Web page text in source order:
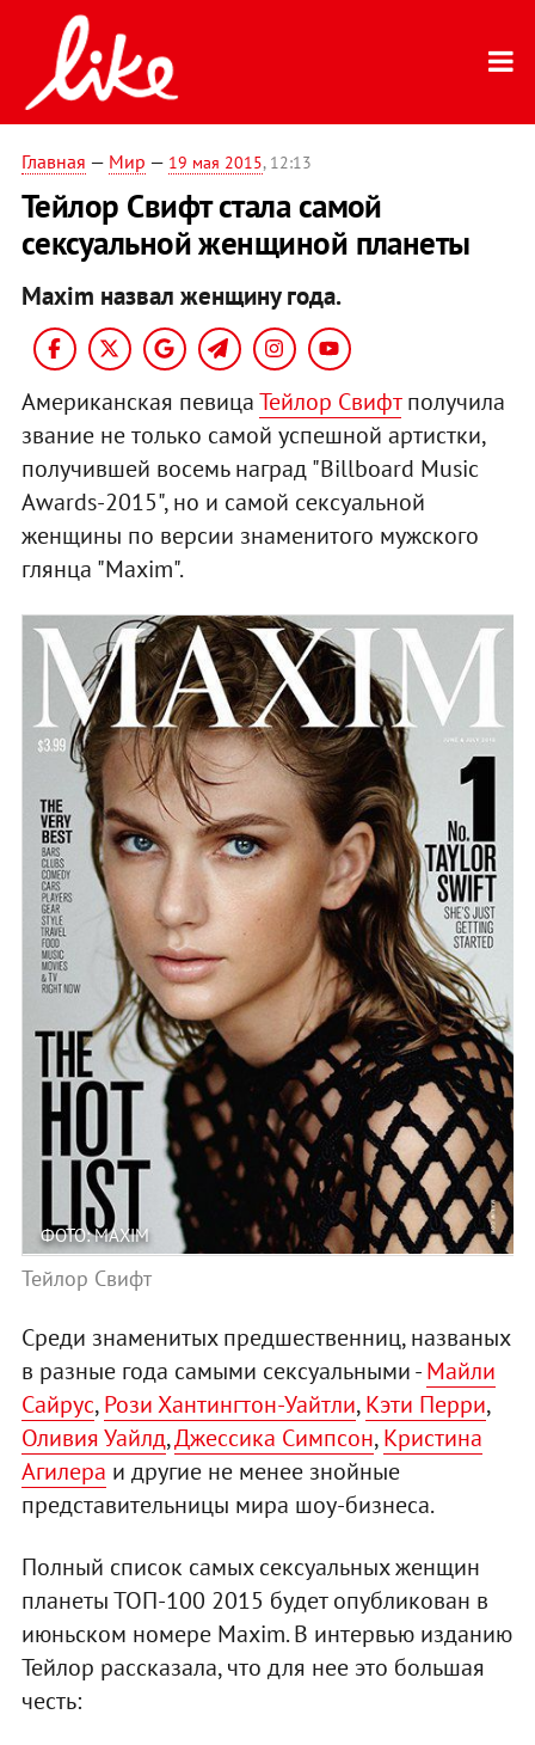
Главная — Мир — 19 мая 2015, 12:13
Тейлор Свифт стала самой
сексуальной женщиной планеты
Maxim назвал женщину года.
Американская певицаТейлор Свифтполучила
звание не только самой успешной артистки,
получившей восемь наград "Billboard Music
Awards-2015", но и самой сексуальной
женщины по версии знаменитого мужского
глянца "Maxim".
ФОТО: MAXIM
Тейлор Свифт
Среди знаменитых предшественниц, названых
в разные года самыми сексуальными -Майли
Сайрус,Рози Хантингтон-Уайтли,Кэти Перри,
Оливия Уайлд,Джессика Симпсон,Кристина
Агилера и другие не менее знойные
представительницы мира шоу-бизнеса.
Полный список самых сексуальных женщин
планеты ТОП-100 2015 будет опубликован в
июньском номере Maxim. В интервью изданию
Тейлор рассказала, что для нее это большая
честь: